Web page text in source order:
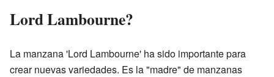
Lord Lambourne?
La manzana 'Lord Lambourne' ha sido importante para
crear nuevas variedades. Es la "madre" de manzanas